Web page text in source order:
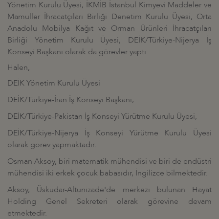
Yönetim Kurulu Üyesi, İKMİB İstanbul Kimyevi Maddeler ve
Mamuller İhracatçıları Birliği Denetim Kurulu Üyesi, Orta
Anadolu Mobilya Kağıt ve Orman Ürünleri İhracatçıları
Birliği Yönetim Kurulu Üyesi, DEİK/Türkiye-Nijerya İş
Konseyi Başkanı olarak da görevler yaptı.
Halen,
DEİK Yönetim Kurulu Üyesi
DEİK/Türkiye-İran İş Konseyi Başkanı,
DEİK/Türkiye-Pakistan İş Konseyi Yürütme Kurulu Üyesi,
DEİK/Türkiye-Nijerya İş Konseyi Yürütme Kurulu Üyesi
olarak görev yapmaktadır.
Osman Aksoy, biri matematik mühendisi ve biri de endüstri
mühendisi iki erkek çocuk babasıdır, İngilizce bilmektedir.
Aksoy, Üsküdar-Altunizade'de merkezi bulunan Hayat
Holding Genel Sekreteri olarak görevine devam
etmektedir.